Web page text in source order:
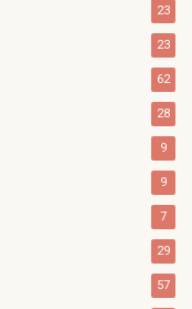
23
23
62
28
9
9
7
29
57